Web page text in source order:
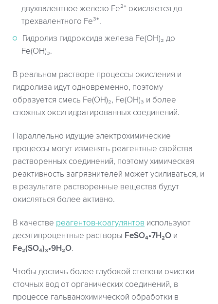
двухвалентное железо Fe²⁺ окисляется до
трехвалентного Fe³⁺.
Гидролиз гидроксида железа Fe(OH)₂ до
Fe(OH)₃.
В реальном растворе процессы окисления и
гидролиза идут одновременно, поэтому
образуется смесь Fe(OH)₂, Fe(OH)₃ и более
сложных оксигидратированных соединений.
Параллельно идущие электрохимические
процессы могут изменять реагентные свойства
растворенных соединений, поэтому химическая
реактивность загрязнителей может усиливаться, и
в результате растворенные вещества будут
окисляться более активно.
В качестве реагентов-коагулянтов используют
десятипроцентные растворы FeSO₄•7H₂O и
Fe₂(SO₄)₃•9H₂O.
Чтобы достичь более глубокой степени очистки
сточных вод от органических соединений, в
процессе гальванохимической обработки в